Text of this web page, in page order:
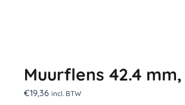
Muurflens 42.4
€19,36 incl. BTW